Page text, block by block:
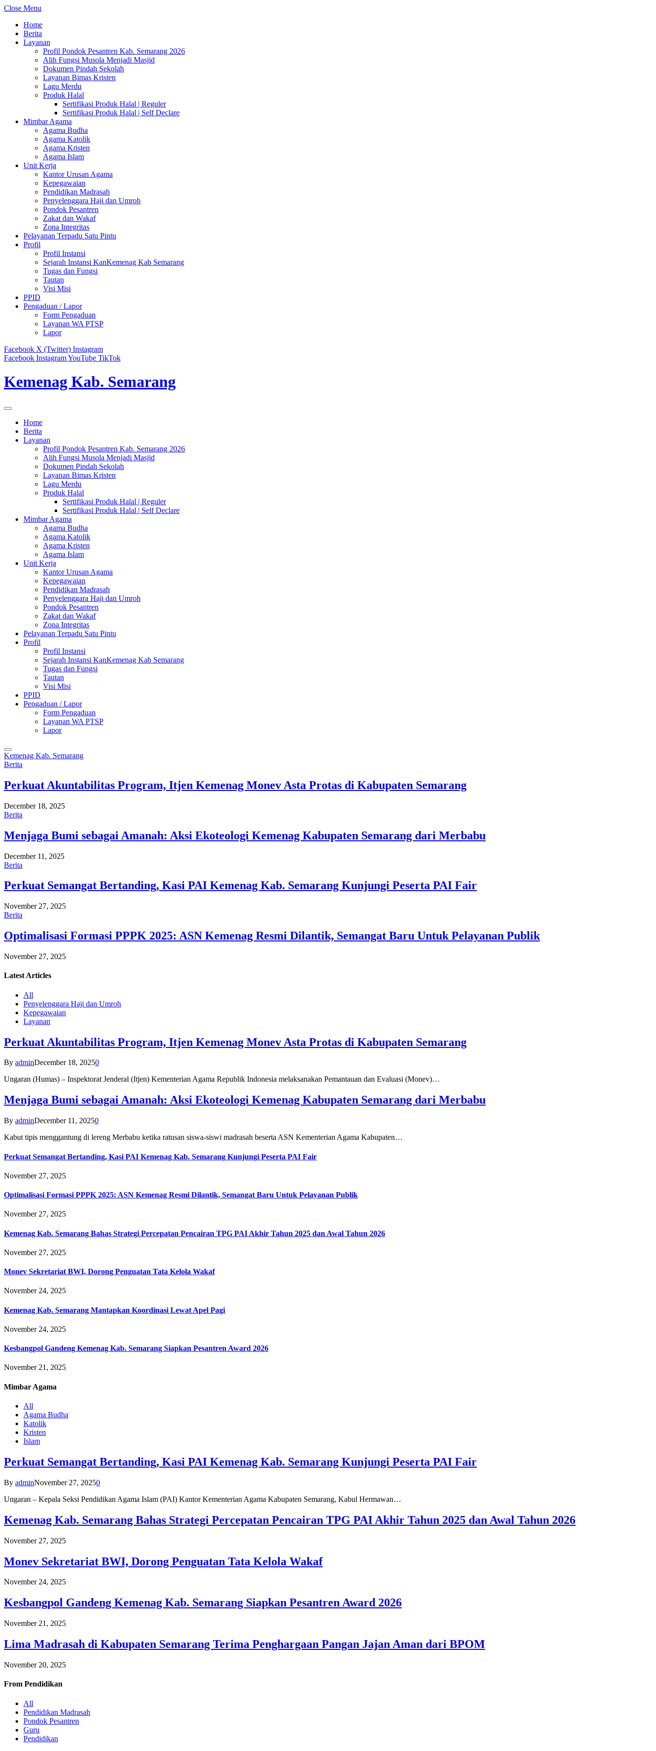
Close Menu
Home
Berita
Layanan
Profil Pondok Pesantren Kab. Semarang 2026
Alih Fungsi Musola Menjadi Masjid
Dokumen Pindah Sekolah
Layanan Bimas Kristen
Lagu Merdu
Produk Halal
Sertifikasi Produk Halal | Reguler
Sertifikasi Produk Halal | Self Declare
Mimbar Agama
Agama Budha
Agama Katolik
Agama Kristen
Agama Islam
Unit Kerja
Kantor Urusan Agama
Kepegawaian
Pendidikan Madrasah
Penyelenggara Haji dan Umroh
Pondok Pesantren
Zakat dan Wakaf
Zona Integritas
Pelayanan Terpadu Satu Pintu
Profil
Profil Instansi
Sejarah Instansi KanKemenag Kab Semarang
Tugas dan Fungsi
Tautan
Visi Misi
PPID
Pengaduan / Lapor
Form Pengaduan
Layanan WA PTSP
Lapor
Facebook X (Twitter) Instagram
Facebook InstagramYouTube TikTok
Kemenag Kab. Semarang
Home
Berita
Layanan
Profil Pondok Pesantren Kab. Semarang 2026
Alih Fungsi Musola Menjadi Masjid
Dokumen Pindah Sekolah
Layanan Bimas Kristen
Lagu Merdu
Produk Halal
Sertifikasi Produk Halal | Reguler
Sertifikasi Produk Halal | Self Declare
Mimbar Agama
Agama Budha
Agama Katolik
Agama Kristen
Agama Islam
Unit Kerja
Kantor Urusan Agama
Kepegawaian
Pendidikan Madrasah
Penyelenggara Haji dan Umroh
Pondok Pesantren
Zakat dan Wakaf
Zona Integritas
Pelayanan Terpadu Satu Pintu
Profil
Profil Instansi
Sejarah Instansi KanKemenag Kab Semarang
Tugas dan Fungsi
Tautan
Visi Misi
PPID
Pengaduan / Lapor
Form Pengaduan
Layanan WA PTSP
Lapor
Kemenag Kab. Semarang
Berita
Perkuat Akuntabilitas Program, Itjen Kemenag Monev Asta Protas di Kabupaten Semarang
December 18, 2025
Berita
Menjaga Bumi sebagai Amanah: Aksi Ekoteologi Kemenag Kabupaten Semarang dari Merbabu
December 11, 2025
Berita
Perkuat Semangat Bertanding, Kasi PAI Kemenag Kab. Semarang Kunjungi Peserta PAI Fair
November 27, 2025
Berita
Optimalisasi Formasi PPPK 2025: ASN Kemenag Resmi Dilantik, Semangat Baru Untuk Pelayanan Publik
November 27, 2025
Latest Articles
All
Penyelenggara Haji dan Umroh
Kepegawaian
Layanan
Perkuat Akuntabilitas Program, Itjen Kemenag Monev Asta Protas di Kabupaten Semarang
By adminDecember 18, 20250
Ungaran (Humas) – Inspektorat Jenderal (Itjen) Kementerian Agama Republik Indonesia melaksanakan Pemantauan dan Evaluasi (Monev)…
Menjaga Bumi sebagai Amanah: Aksi Ekoteologi Kemenag Kabupaten Semarang dari Merbabu
By adminDecember 11, 20250
Kabut tipis menggantung di lereng Merbabu ketika ratusan siswa-siswi madrasah beserta ASN Kementerian Agama Kabupaten…
Perkuat Semangat Bertanding, Kasi PAI Kemenag Kab. Semarang Kunjungi Peserta PAI Fair
November 27, 2025
Optimalisasi Formasi PPPK 2025: ASN Kemenag Resmi Dilantik, Semangat Baru Untuk Pelayanan Publik
November 27, 2025
Kemenag Kab. Semarang Bahas Strategi Percepatan Pencairan TPG PAI Akhir Tahun 2025 dan Awal Tahun 2026
November 27, 2025
Monev Sekretariat BWI, Dorong Penguatan Tata Kelola Wakaf
November 24, 2025
Kemenag Kab. Semarang Mantapkan Koordinasi Lewat Apel Pagi
November 24, 2025
Kesbangpol Gandeng Kemenag Kab. Semarang Siapkan Pesantren Award 2026
November 21, 2025
Mimbar Agama
All
Agama Budha
Katolik
Kristen
Islam
Perkuat Semangat Bertanding, Kasi PAI Kemenag Kab. Semarang Kunjungi Peserta PAI Fair
By adminNovember 27, 20250
Ungaran – Kepala Seksi Pendidikan Agama Islam (PAI) Kantor Kementerian Agama Kabupaten Semarang, Kabul Hermawan…
Kemenag Kab. Semarang Bahas Strategi Percepatan Pencairan TPG PAI Akhir Tahun 2025 dan Awal Tahun 2026
November 27, 2025
Monev Sekretariat BWI, Dorong Penguatan Tata Kelola Wakaf
November 24, 2025
Kesbangpol Gandeng Kemenag Kab. Semarang Siapkan Pesantren Award 2026
November 21, 2025
Lima Madrasah di Kabupaten Semarang Terima Penghargaan Pangan Jajan Aman dari BPOM
November 20, 2025
From Pendidikan
All
Pendidikan Madrasah
Pondok Pesantren
Guru
Pendidikan